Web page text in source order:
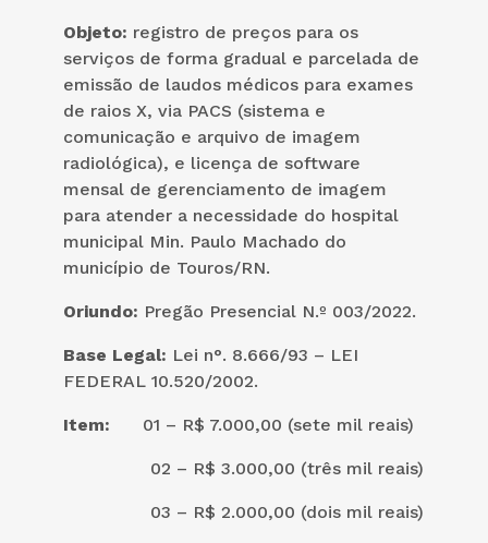
Objeto: registro de preços para os
serviços de forma gradual e parcelada de
emissão de laudos médicos para exames
de raios X, via PACS (sistema e
comunicação e arquivo de imagem
radiológica), e licença de software
mensal de gerenciamento de imagem
para atender a necessidade do hospital
municipal Min. Paulo Machado do
município de Touros/RN.
Oriundo: Pregão Presencial N.º 003/2022.
Base Legal: Lei n°. 8.666/93 – LEI
FEDERAL 10.520/2002.
Item: 01 – R$ 7.000,00 (sete mil reais)
02 – R$ 3.000,00 (três mil reais)
03 – R$ 2.000,00 (dois mil reais)